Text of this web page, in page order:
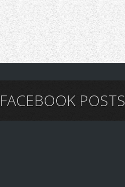
FACEBOOK POSTS